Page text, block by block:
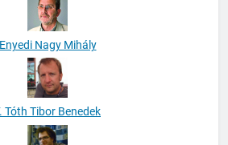
Enyedi Nagy Mihály
F. Tóth Tibor Benedek